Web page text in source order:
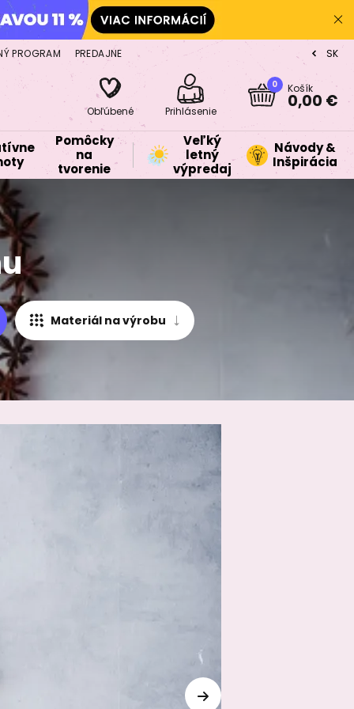
PROGRAM PREDAJNE CZ
SK
Obľúbené Prihlásenie
0 Košík
0,00 €
Pomôcky
na
tvorenie
Veľký
letný
výpredaj
Návody &
Inšpirácia
Materiál na výrobu